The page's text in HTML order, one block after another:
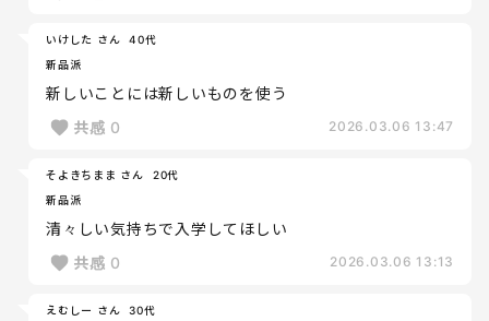
いけした さん
40代
新品派
新しいことには新しいものを使う
共感 0 2026.03.06 13:47
そよきちまま さん
20代
新品派
清々しい気持ちで入学してほしい
共感 0 2026.03.06 13:13
えむしー さん
30代